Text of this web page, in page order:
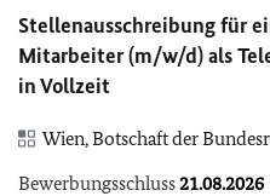
Stellenausschreibung für
Mitarbeiter (m/w/d) als
in Vollzeit
Wien, Botschaft der
Bewerbungsschluss21.08.2026